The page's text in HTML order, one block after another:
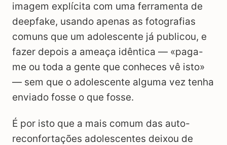
imagem explícita com uma ferramenta de
deepfake, usando apenas as fotografias
comuns que um adolescente já publicou, e
fazer depois a ameaça idêntica — «paga-
me ou toda a gente que conheces vê isto»
— sem que o adolescente alguma vez tenha
enviado fosse o que fosse.
É por isto que a mais comum das auto-
reconfortações adolescentes deixou de